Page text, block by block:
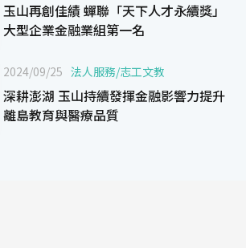
玉山再創佳績 蟬聯「天下人才永續獎」
大型企業金融業組第一名
2024/09/25 法人服務/志工文教
深耕澎湖 玉山持續發揮金融影響力提升
離島教育與醫療品質